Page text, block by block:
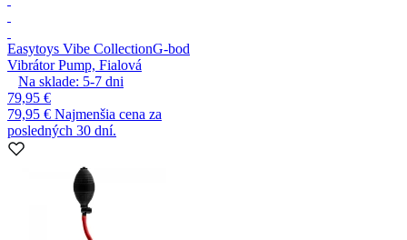
Easytoys Vibe CollectionG-bod
Vibrátor Pump, Fialová
Na sklade: 5-7 dni
79,95 €
79,95 € Najmenšia cena za
posledných 30 dní.